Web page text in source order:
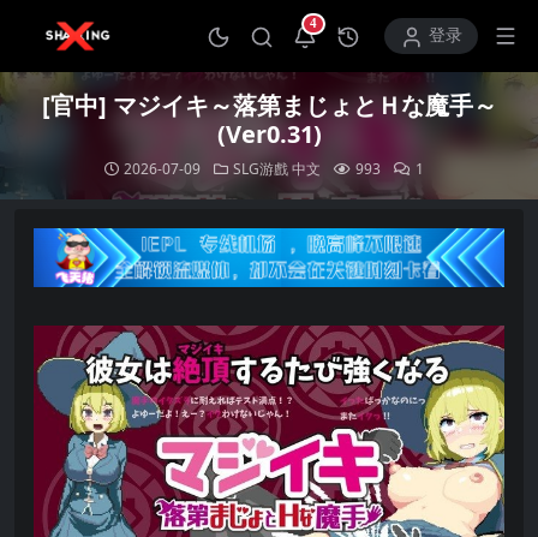
4
打开通知中心登录
[官中] マジイキ～落第まじょとＨな魔手～
(Ver0.31)
2026-07-09 SLG游戲中文 993 1